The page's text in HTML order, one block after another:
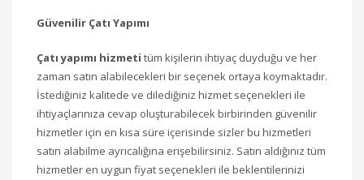
Güvenilir Çatı Yapımı
Çatı yapımı hizmeti tüm kişilerin ihtiyaç duyduğu ve her
zaman satın alabilecekleri bir seçenek ortaya koymaktadır.
İstediğiniz kalitede ve dilediğiniz hizmet seçenekleri ile
ihtiyaçlarınıza cevap oluşturabilecek birbirinden güvenilir
hizmetler için en kısa süre içerisinde sizler bu hizmetleri
satın alabilme ayrıcalığına erişebilirsiniz. Satın aldığınız tüm
hizmetler en uygun fiyat seçenekleri ile beklentilerinizi